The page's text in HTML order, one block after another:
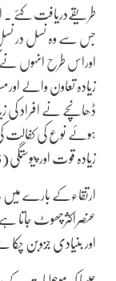
طریقےدریافت کئے ۔
جس سے وہ نسل در نسل
اوراس طرح انہوں نے
زیادہ تعاون والے
ڈھانچے نے افراد کی
ہوئے نوع کی کفالت کی
زیادہ قوت اور پیوستگی(cohesiveness )بخشا۔
ارتقاءکے بارے میں
عنصراکثرچھوٹ جاتا
اور بنیادی جُزوبن چکا